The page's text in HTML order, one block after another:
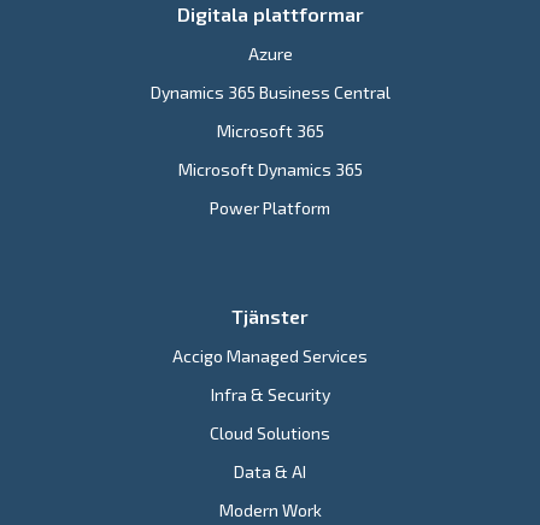
Digitala plattformar
Azure
Dynamics 365 Business Central
Microsoft 365
Microsoft Dynamics 365
Power Platform
Tjänster
Accigo Managed Services
Infra & Security
Cloud Solutions
Data & AI
Modern Work